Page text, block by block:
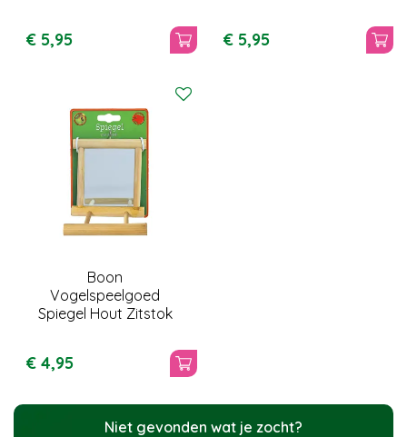
€ 5,95 € 5,95
Boon
Vogelspeelgoed
Spiegel Hout Zitstok
€ 4,95
Niet gevonden wat je zocht?